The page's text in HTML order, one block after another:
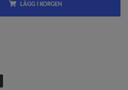
LÄGG I KORGEN